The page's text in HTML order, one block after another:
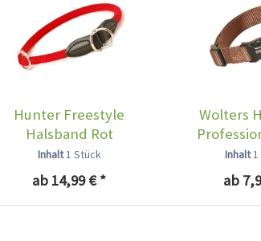
Hunter Freestyle
Halsband Rot
Inhalt1 Stück
ab 14,99 € *
Wolters
Inhalt
ab